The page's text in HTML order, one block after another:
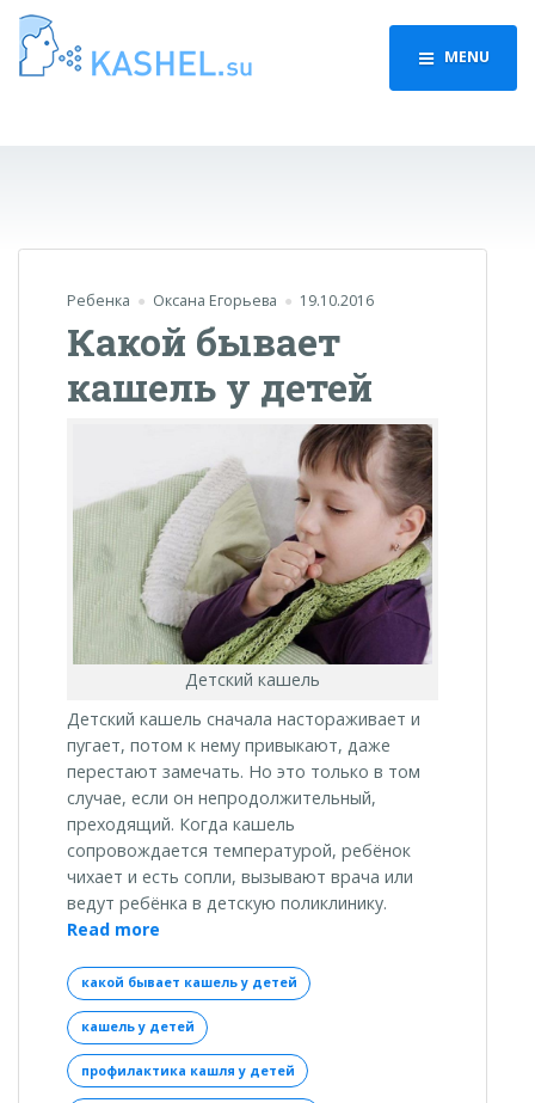
MENU
Ребенка Оксана Егорьева 19.10.2016
Какой бывает
кашель у детей
Детский кашель
Детский кашель сначала настораживает и
пугает, потом к нему привыкают, даже
перестают замечать. Но это только в том
случае, если он непродолжительный,
преходящий. Когда кашель
сопровождается температурой, ребёнок
чихает и есть сопли, вызывают врача или
ведут ребёнка в детскую поликлинику.
Read more
кашель
у
детей»
какой бывает кашель у детей
кашель у детей
профилактика кашля у детей